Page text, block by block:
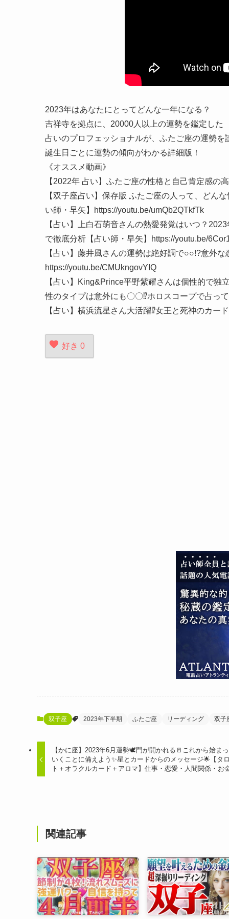
2023年はあなたにとってどんな一年になる？
吉祥寺を拠点に、20000人以上の運勢を鑑定した
占いのプロフェッショナルが、ふたご座の運勢を
誕生日ごとに運勢の傾向がわかる詳細版！
《オススメ動画》
【2022年 占い】ふたご座の性格と自己肯定感の
【双子座占い】保存版 ふたご座の人って、どん
い師・早矢】https://youtu.be/umQb2QTkfTk
【占い】上白石萌音さんの熱愛発覚はいつ？
で徹底分析【占い師・早矢】https://youtu.be/
【占い】藤井風さんの運勢は絶好調で○○!?意外
https://youtu.be/CMUkngovYIQ
【占い】King&Prince平野紫耀さんは個性的で
性のタイプは意外にも〇〇⁉︎ホロスコープで占っ
【占い】横浜流星さん大活躍⁉︎女王と死神のカ
好き 0
双子座 2023年下半期 ふたご座 リーディング 双子
【かに座】2023年6月運勢🕊門が開かれる🚪これから始ま
いくことに備えよう✨星とカードからのメッセージ🌟【タ
ト＋オラクルカード＋アロマ】仕事・恋愛・人間関係・お
関連記事